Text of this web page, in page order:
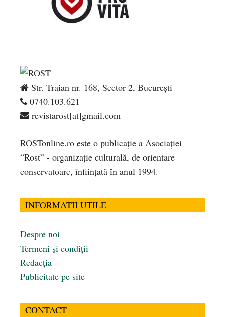
Str. Traian nr. 168, Sector 2, București
0740.103.621
revistarost[at]gmail.com
ROSTonline.ro este o publicaţie a Asociaţiei
“Rost” - organizaţie culturală, de orientare
conservatoare, înfiinţată în anul 1994.
INFORMATII UTILE
Despre noi
Termeni și condiții
Redacția
Publicitate pe site
CONTACT